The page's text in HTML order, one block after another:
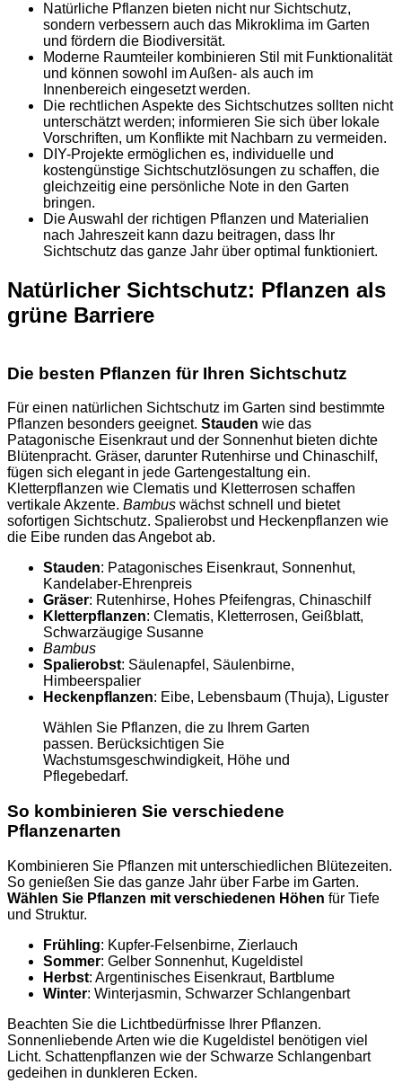
Natürliche Pflanzen bieten nicht nur Sichtschutz,
sondern verbessern auch das Mikroklima im Garten
und fördern die Biodiversität.
Moderne Raumteiler kombinieren Stil mit Funktionalität
und können sowohl im Außen- als auch im
Innenbereich eingesetzt werden.
Die rechtlichen Aspekte des Sichtschutzes sollten nicht
unterschätzt werden; informieren Sie sich über lokale
Vorschriften, um Konflikte mit Nachbarn zu vermeiden.
DIY-Projekte ermöglichen es, individuelle und
kostengünstige Sichtschutzlösungen zu schaffen, die
gleichzeitig eine persönliche Note in den Garten
bringen.
Die Auswahl der richtigen Pflanzen und Materialien
nach Jahreszeit kann dazu beitragen, dass Ihr
Sichtschutz das ganze Jahr über optimal funktioniert.
Natürlicher Sichtschutz: Pflanzen als
grüne Barriere
Die besten Pflanzen für Ihren Sichtschutz
Für einen natürlichen Sichtschutz im Garten sind bestimmte
Pflanzen besonders geeignet. Stauden wie das
Patagonische Eisenkraut und der Sonnenhut bieten dichte
Blütenpracht. Gräser, darunter Rutenhirse und Chinaschilf,
fügen sich elegant in jede Gartengestaltung ein.
Kletterpflanzen wie Clematis und Kletterrosen schaffen
vertikale Akzente. Bambus wächst schnell und bietet
sofortigen Sichtschutz. Spalierobst und Heckenpflanzen wie
die Eibe runden das Angebot ab.
Stauden: Patagonisches Eisenkraut, Sonnenhut,
Kandelaber-Ehrenpreis
Gräser: Rutenhirse, Hohes Pfeifengras, Chinaschilf
Kletterpflanzen: Clematis, Kletterrosen, Geißblatt,
Schwarzäugige Susanne
Bambus
Spalierobst: Säulenapfel, Säulenbirne,
Himbeerspalier
Heckenpflanzen: Eibe, Lebensbaum (Thuja), Liguster
Wählen Sie Pflanzen, die zu Ihrem Garten
passen. Berücksichtigen Sie
Wachstumsgeschwindigkeit, Höhe und
Pflegebedarf.
So kombinieren Sie verschiedene
Pflanzenarten
Kombinieren Sie Pflanzen mit unterschiedlichen Blütezeiten.
So genießen Sie das ganze Jahr über Farbe im Garten.
Wählen Sie Pflanzen mit verschiedenen Höhen für Tiefe
und Struktur.
Frühling: Kupfer-Felsenbirne, Zierlauch
Sommer: Gelber Sonnenhut, Kugeldistel
Herbst: Argentinisches Eisenkraut, Bartblume
Winter: Winterjasmin, Schwarzer Schlangenbart
Beachten Sie die Lichtbedürfnisse Ihrer Pflanzen.
Sonnenliebende Arten wie die Kugeldistel benötigen viel
Licht. Schattenpflanzen wie der Schwarze Schlangenbart
gedeihen in dunkleren Ecken.